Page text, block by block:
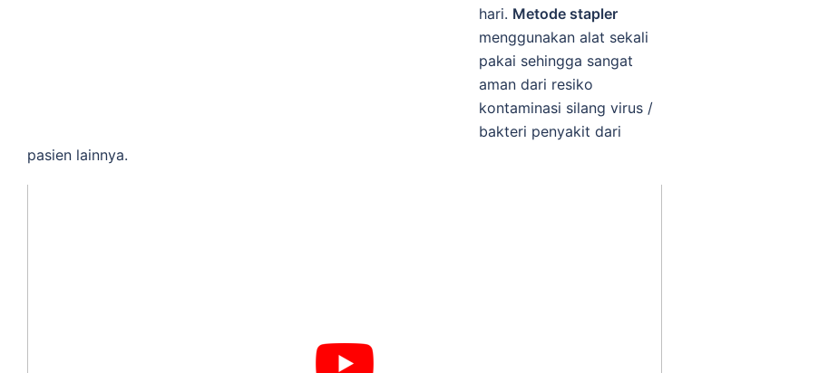
hari. Metode stapler
menggunakan alat sekali
pakai sehingga sangat
aman dari resiko
kontaminasi silang virus /
bakteri penyakit dari
pasien lainnya.